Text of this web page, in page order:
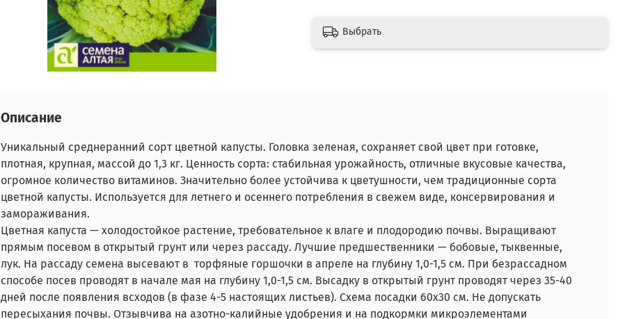
Выбрать
Описание
Уникальный среднеранний сорт цветной капусты. Головка зеленая, сохраняет свой цвет при готовке,
плотная, крупная, массой до 1,3 кг. Ценность сорта: стабильная урожайность, отличные вкусовые качества,
огромное количество витаминов. Значительно более устойчива к цветушности, чем традиционные сорта
цветной капусты. Используется для летнего и осеннего потребления в свежем виде, консервирования и
замораживания.
Цветная капуста — холодостойкое растение, требовательное к влаге и плодородию почвы. Выращивают
прямым посевом в открытый грунт или через рассаду. Лучшие предшественники — бобовые, тыквенные,
лук. На рассаду семена высевают в торфяные горшочки в апреле на глубину 1,0-1,5 см. При безрассадном
способе посев проводят в начале мая на глубину 1,0-1,5 см. Высадку в открытый грунт проводят через 35-40
дней после появления всходов (в фазе 4-5 настоящих листьев). Схема посадки 60х30 см. Не допускать
пересыхания почвы. Отзывчива на азотно-калийные удобрения и на подкормки микроэлементами